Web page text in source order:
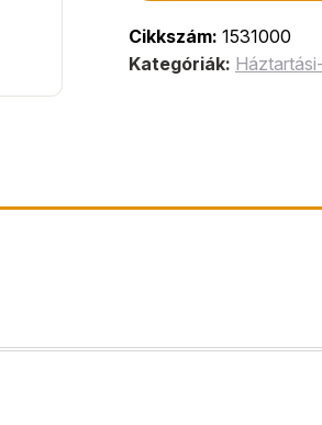
Cikkszám: 1531000
Kategóriák: